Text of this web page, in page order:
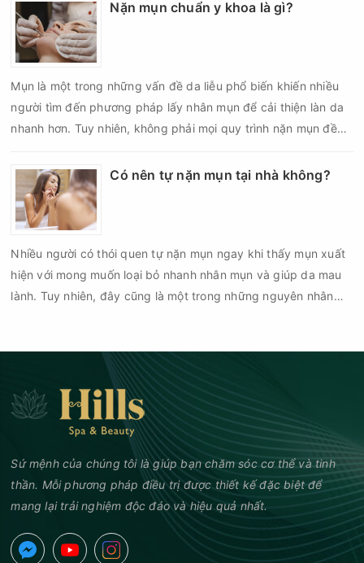
đủ các bước vô khuẩn và chăm sóc sau điều trị.
Nặn mụn chuẩn y khoa là gì?
Mụn là một trong những vấn đề da liễu phổ biến khiến nhiều
người tìm đến phương pháp lấy nhân mụn để cải thiện làn da
nhanh hơn. Tuy nhiên, không phải mọi quy trình nặn mụn đều
sai kỹ thuật hoặc lấy nhân mụn không đúng thời điểm, làn da
có thể đối mặt với nguy cơ viêm nhiễm, thâm sau mụn và thậm
chí là sẹo rỗ. Vậy nặn mụn chuẩn y khoa là gì và một quy trình
đạt tiêu chuẩn cần đáp ứng những yêu cầu nào?
Có nên tự nặn mụn tại nhà không?
Nhiều người có thói quen tự nặn mụn ngay khi thấy mụn xuất
hiện với mong muốn loại bỏ nhanh nhân mụn và giúp da mau
lành. Tuy nhiên, đây cũng là một trong những nguyên nhân
Sứ mệnh của chúng tôi là giúp bạn chăm sóc cơ thể và tinh
thần. Mỗi phương pháp điều trị được thiết kế đặc biệt để
mang lại trải nghiệm độc đáo và hiệu quả nhất.